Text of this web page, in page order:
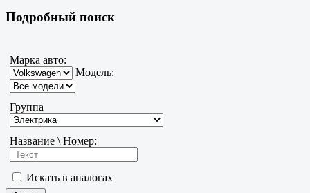
Подробный поиск
Марка авто:
Модель:
Группа
Название \ Номер:
Искать в аналогах